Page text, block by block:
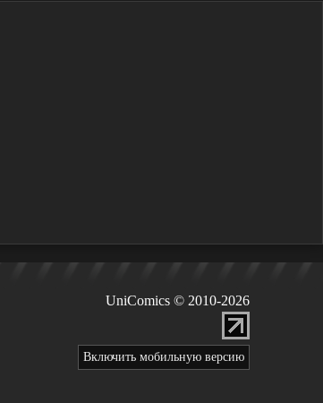
UniComics © 2010-2026
Включить мобильную версию